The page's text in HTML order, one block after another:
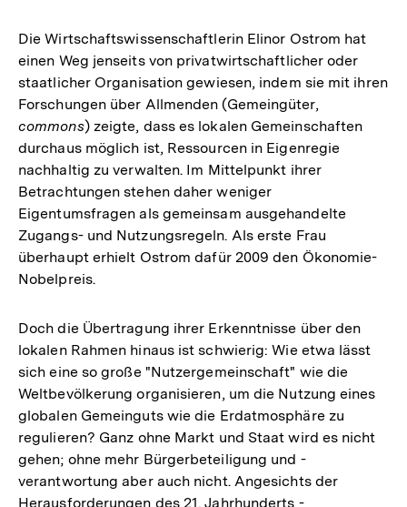
Die Wirtschaftswissenschaftlerin Elinor Ostrom hat
einen Weg jenseits von privatwirtschaftlicher oder
staatlicher Organisation gewiesen, indem sie mit ihren
Forschungen über Allmenden (Gemeingüter,
commons) zeigte, dass es lokalen Gemeinschaften
durchaus möglich ist, Ressourcen in Eigenregie
nachhaltig zu verwalten. Im Mittelpunkt ihrer
Betrachtungen stehen daher weniger
Eigentumsfragen als gemeinsam ausgehandelte
Zugangs- und Nutzungsregeln. Als erste Frau
überhaupt erhielt Ostrom dafür 2009 den Ökonomie-
Nobelpreis.
Doch die Übertragung ihrer Erkenntnisse über den
lokalen Rahmen hinaus ist schwierig: Wie etwa lässt
sich eine so große "Nutzergemeinschaft" wie die
Weltbevölkerung organisieren, um die Nutzung eines
globalen Gemeinguts wie die Erdatmosphäre zu
regulieren? Ganz ohne Markt und Staat wird es nicht
gehen; ohne mehr Bürgerbeteiligung und -
verantwortung aber auch nicht. Angesichts der
Herausforderungen des 21. Jahrhunderts -